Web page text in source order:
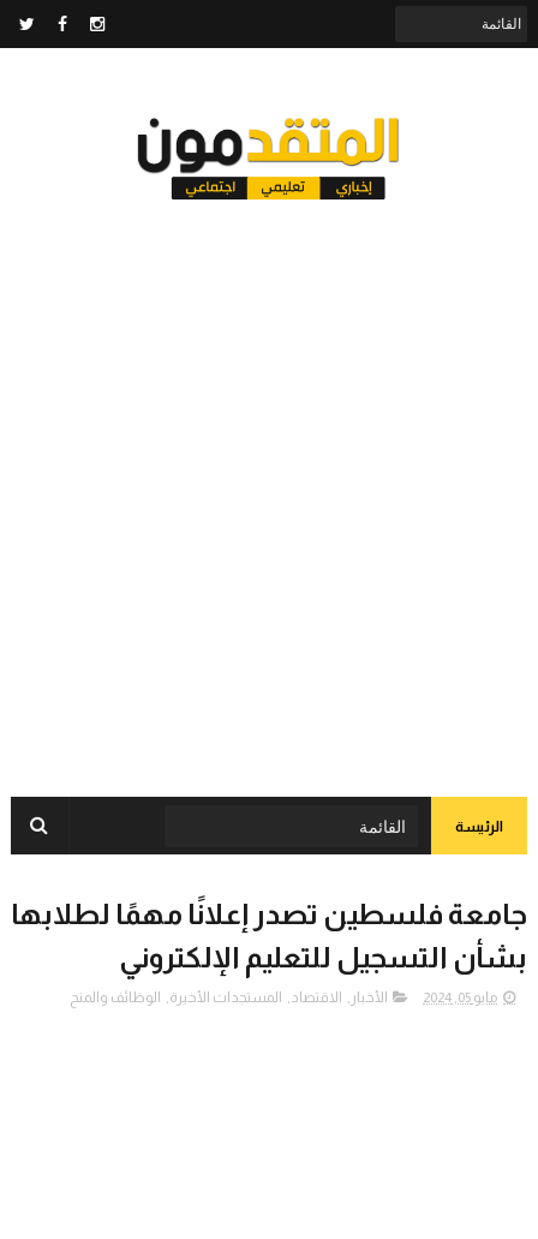
الرئيسة
جامعة فلسطين تصدر إعلانًا مهمًا لطلابها
بشأن التسجيل للتعليم الإلكتروني
مايو 05, 2024 الأخبار , الاقتصاد, المستجدات الأخيرة, الوظائف والمنح